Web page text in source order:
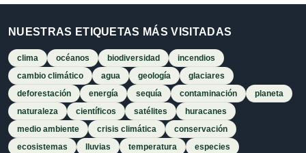
NUESTRAS ETIQUETAS MÁS VISITADAS
clima océanos biodiversidad
incendios
cambio climático
agua geología
glaciares
deforestación
energía sequía contaminación
planeta
naturaleza
científicos satélites
huracanes
medio ambiente
crisis climática
conservación
ecosistemas
lluvias temperatura especies